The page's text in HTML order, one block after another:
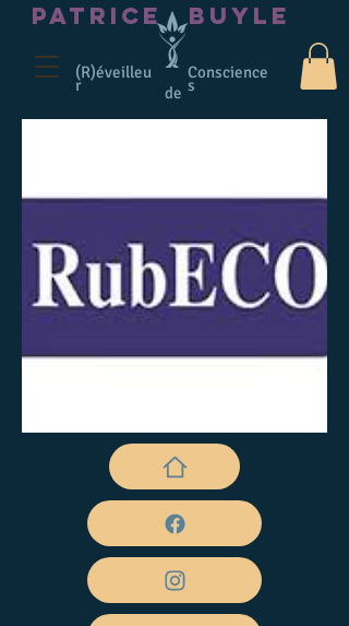
BUYLE
PATRICE
(R)éveilleu
r
Conscience
s
de